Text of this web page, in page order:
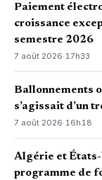
Paiement
croissance
semestre 2026
7 août 2026· 17h33
Ballonnements
s’agissait d’un
7 août 2026·16h18
Algérie et États-
programme de